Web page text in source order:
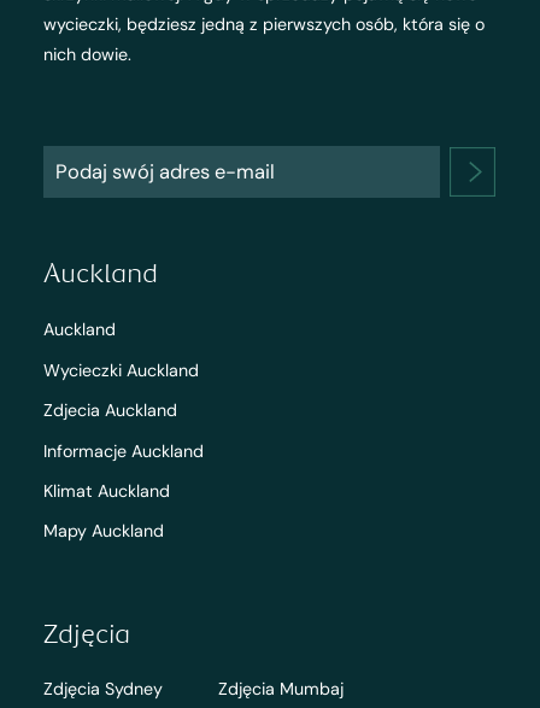
wycieczki, będziesz jedną z pierwszych osób, która się o
nich dowie.
Auckland
Auckland
Wycieczki Auckland
Zdjecia Auckland
Informacje Auckland
Klimat Auckland
Mapy Auckland
Zdjęcia
Zdjęcia Sydney
Zdjęcia Mumbaj